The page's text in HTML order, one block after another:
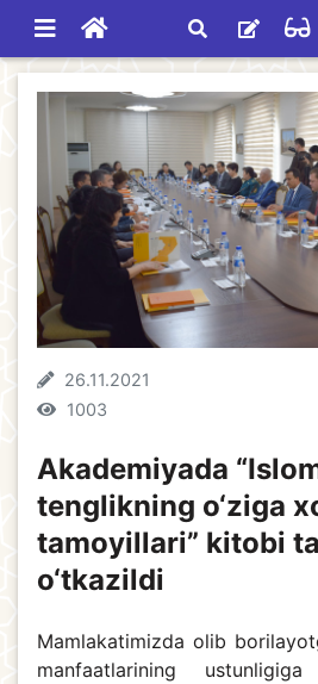
26.11.2021
1003
Akademiyada
tenglikning o‘ziga
tamoyillari” kitobi
o‘tkazildi
Mamlakatimizda olib
manfaatlarining